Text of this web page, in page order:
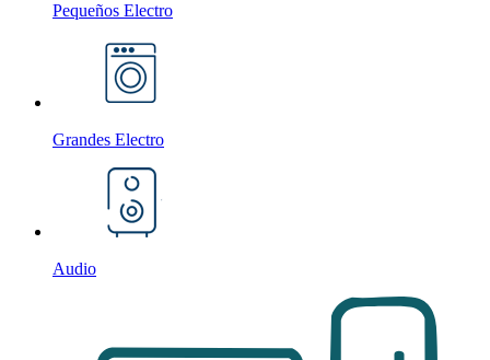
Pequeños Electro
Grandes Electro
Audio